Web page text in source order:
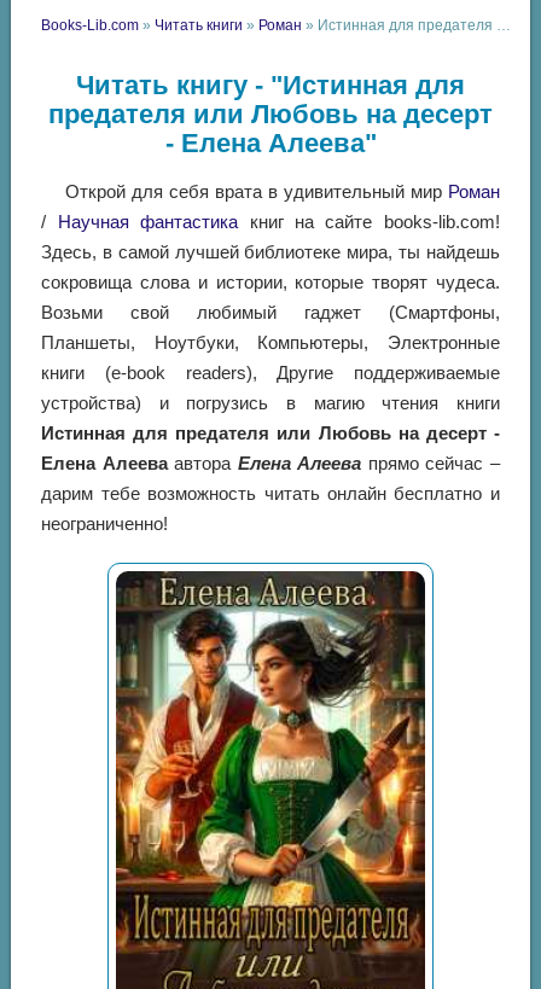
Books-Lib.com » Читать книги » Роман » Истинная для предателя или Любовь на десерт - Елена Алеева
Читать книгу - "Истинная для
предателя или Любовь на десерт
- Елена Алеева"
Открой для себя врата в удивительный мир Роман
/ Научная фантастика книг на сайте books-lib.com!
Здесь, в самой лучшей библиотеке мира, ты найдешь
сокровища слова и истории, которые творят чудеса.
Возьми свой любимый гаджет (Смартфоны,
Планшеты, Ноутбуки, Компьютеры, Электронные
книги (e-book readers), Другие поддерживаемые
устройства) и погрузись в магию чтения книги
Истинная для предателя или Любовь на десерт -
Елена Алееваавтора Елена Алеева прямо сейчас –
дарим тебе возможность читать онлайн бесплатно и
неограниченно!